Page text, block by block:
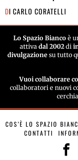
DI CARLO CORATELLI
Lo Spazio Biancoè
attiva dal 2002 di
divulgazione su tutto
Vuoi collaborare
collaboratori e nuovi
COS’È LO SPAZIO
CONTATTI